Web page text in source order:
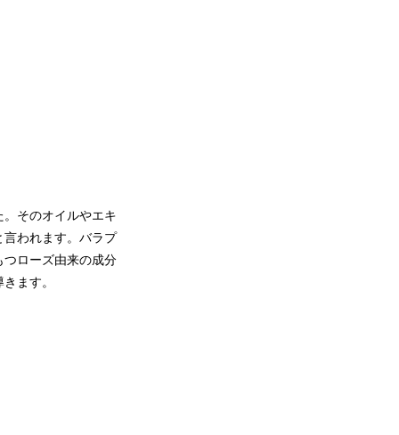
そのオイルやエキ
われます。バラプ
ローズ由来の成分
ます。